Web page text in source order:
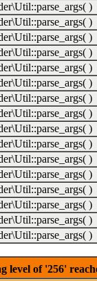
)
)
)
)
)
)
)
)
)
)
)
)
)
)
)
)
level of '256'